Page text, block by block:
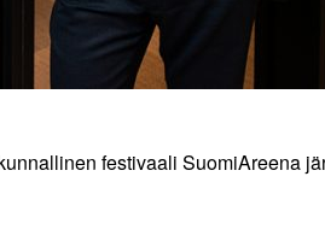
festivaali SuomiAreena